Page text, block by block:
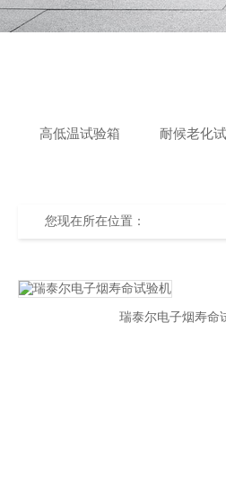
高低温试验箱 耐候老化
您现在所在位置：
瑞泰尔电子烟寿命